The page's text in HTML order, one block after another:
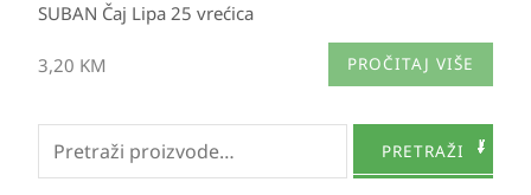
SUBAN Čaj Lipa 25 vrećica
3,20 KM PROČITAJ VIŠE
Pretraži: PRETRAŽI